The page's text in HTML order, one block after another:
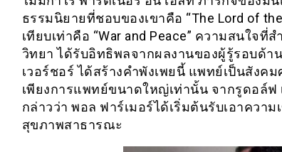
ธรรมนิยายที่ชอบของเขาคือ “The Lord of
เทียบเท่าคือ “War and Peace” ความสนใจ
วิทยา ได้รับอิทธิพลจากผลงานของผู้รู้รอบด้า
เวอร์ชอร์ ได้สร้างคำพังเพยนี้ แพทย์เป็นสังค
เพียงการแพทย์ขนาดใหญ่เท่านั้น จากรูดอล์ฟ
กล่าวว่า พอล ฟาร์เมอร์ได้เริ่มต้นรับเอาควา
สุขภาพสาธารณะ